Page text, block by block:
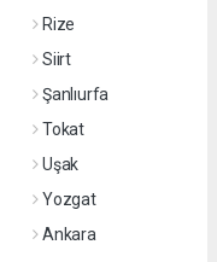
Rize
Siirt
Şanlıurfa
Tokat
Uşak
Yozgat
Ankara